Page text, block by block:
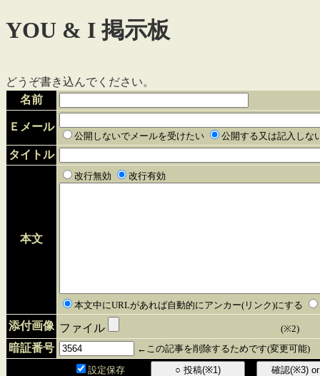
YOU & I 掲示板
どうぞ書き込んでください。
名前
Ｅメール
公開しないでメールを受けたい 公開する又は記入しな
タイトル
本文
改行無効 改行有効
本文中にURLがあれば自動的にアンカー(リンク)にする
添付画像 ファイル (※2)
暗証番号
←この記事を削除するためです(変更可能)
設定保存